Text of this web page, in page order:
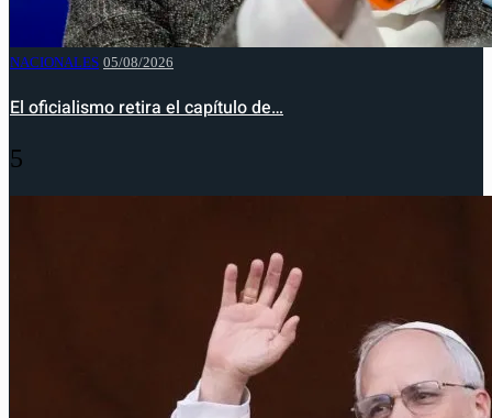
NACIONALES 05/08/2026
El oficialismo retira el capítulo de…
5